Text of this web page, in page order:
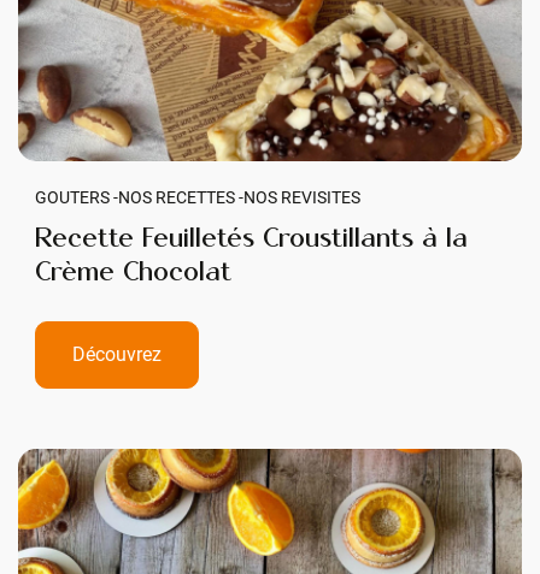
GOUTERS -NOS RECETTES -NOS REVISITES
Recette Feuilletés Croustillants à la
Crème Chocolat
Découvrez